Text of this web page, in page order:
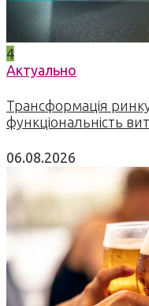
4
Актуально
Трансформація
функціональність
06.08.2026